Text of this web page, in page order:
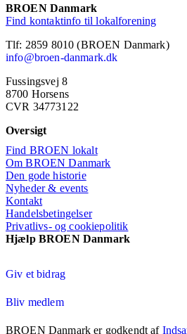
BROEN Danmark
Find kontaktinfo til lokalforening
Tlf: 2859 8010 (BROEN Danmark)
info@broen-danmark.dk
Fussingsvej 8
8700 Horsens
CVR 34773122
Oversigt
Find BROEN lokalt
Om BROEN Danmark
Den gode historie
Nyheder & events
Kontakt
Handelsbetingelser
Privatlivs- og cookiepolitik
Hjælp BROEN Danmark
Giv et bidrag
Bliv medlem
BROEN Danmark er godkendt af